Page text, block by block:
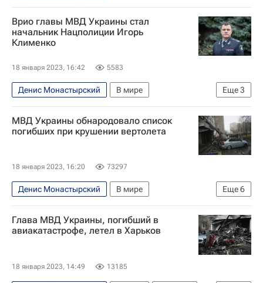
Киев
Елена Зеленская Бровары
Врио главы МВД Украины стал
начальник Нацполиции Игорь
Клименко
18 января 2023, 16:42 5583
Еще3
Денис Монастырский
В мире
Игорь Клименко
Денис Шмыгаль Украина
МВД Украины обнародовало список
погибших при крушении вертолета
18 января 2023, 16:20 73297
Еще6
Денис Монастырский
В мире
Владимир Зеленский
Евгений Енин
Украина
Бровары
Киевская область
Глава МВД Украины, погибший в
авиакатастрофе, летел в Харьков
18 января 2023, 14:49 13185